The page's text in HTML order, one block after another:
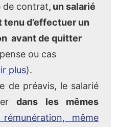
de contrat, un salarié
d’effectuer un
avant de quitter
ou cas
plus).
de préavis, le salarié
dans les mêmes
rémunération, même